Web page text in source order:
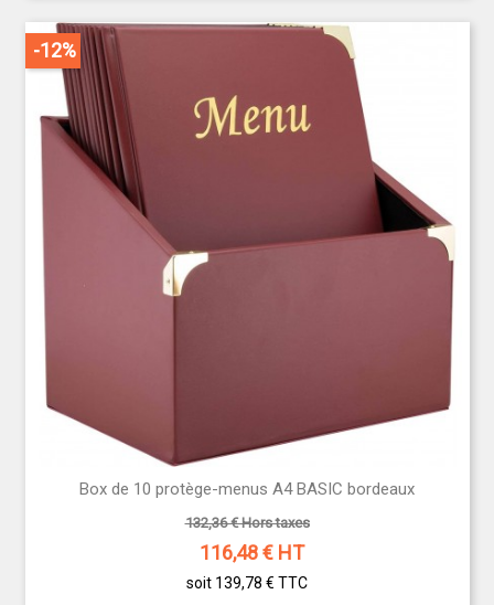
Box de 10 protège-menus A4 BASIC bordeaux
132,36 € Hors taxes
116,48€ HT
soit 139,78 € TTC
-12%